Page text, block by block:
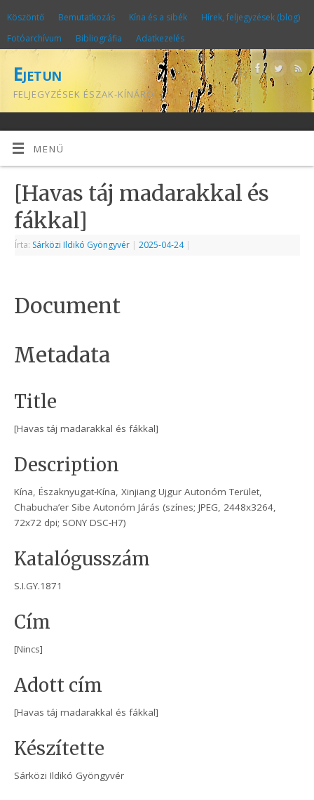
Köszöntő Bemutatkozás Kína és a sibék
Hírek, feljegyzések (blog)
Fotóarchívum
Bibliográfia Adatkezelés
Ejetun
FELJEGYZÉSEK ÉSZAK-KÍNÁRÓL
MENÜ
[Havas táj madarakkal és
fákkal]
Írta: Sárközi Ildikó Gyöngyvér | 2025-04-24 |
Document
Metadata
Title
[Havas táj madarakkal és fákkal]
Description
Kína, Északnyugat-Kína, Xinjiang Ujgur Autonóm Terület,
Chabucha’er Sibe Autonóm Járás (színes; JPEG, 2448x3264,
72x72 dpi; SONY DSC-H7)
Katalógusszám
S.I.GY.1871
Cím
[Nincs]
Adott cím
[Havas táj madarakkal és fákkal]
Készítette
Sárközi Ildikó Gyöngyvér